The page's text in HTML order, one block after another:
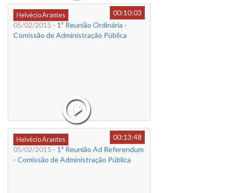
Helvécio Arantes
00:10:03
05/02/2015 - 1ª Reunião Ordinária -
Comissão de Administração Pública
Helvécio Arantes
00:13:48
05/02/2015 - 1ª Reunião Ad Referendum
- Comissão de Administração Pública